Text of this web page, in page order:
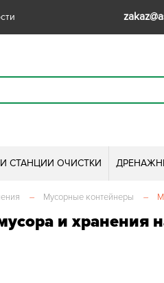
СТАНЦИИ ОЧИСТКИ
– Мусорные контейнеры –
и хранения